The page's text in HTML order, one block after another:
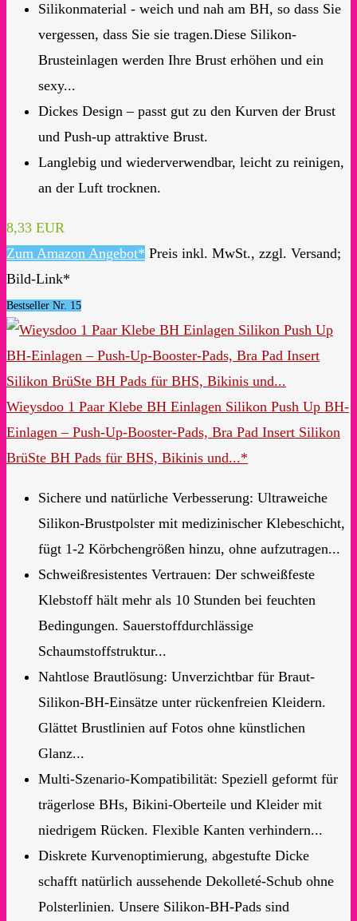
Silikonmaterial - weich und nah am BH, so dass Sie
vergessen, dass Sie sie tragen.Diese Silikon-
Brusteinlagen werden Ihre Brust erhöhen und ein
sexy...
Dickes Design – passt gut zu den Kurven der Brust
und Push-up attraktive Brust.
Langlebig und wiederverwendbar, leicht zu reinigen,
an der Luft trocknen.
8,33 EUR
Zum Amazon Angebot* Preis inkl. MwSt., zzgl. Versand;
Bild-Link*
Bestseller Nr. 15
Wieysdoo 1 Paar Klebe BH Einlagen Silikon Push Up BH-
Einlagen – Push-Up-Booster-Pads, Bra Pad Insert Silikon
BrüSte BH Pads für BHS, Bikinis und...*
Sichere und natürliche Verbesserung: Ultraweiche
Silikon-Brustpolster mit medizinischer Klebeschicht,
fügt 1-2 Körbchengrößen hinzu, ohne aufzutragen...
Schweißresistentes Vertrauen: Der schweißfeste
Klebstoff hält mehr als 10 Stunden bei feuchten
Bedingungen. Sauerstoffdurchlässige
Schaumstoffstruktur...
Nahtlose Brautlösung: Unverzichtbar für Braut-
Silikon-BH-Einsätze unter rückenfreien Kleidern.
Glättet Brustlinien auf Fotos ohne künstlichen
Glanz...
Multi-Szenario-Kompatibilität: Speziell geformt für
trägerlose BHs, Bikini-Oberteile und Kleider mit
niedrigem Rücken. Flexible Kanten verhindern...
Diskrete Kurvenoptimierung, abgestufte Dicke
schafft natürlich aussehende Dekolleté-Schub ohne
Polsterlinien. Unsere Silikon-BH-Pads sind